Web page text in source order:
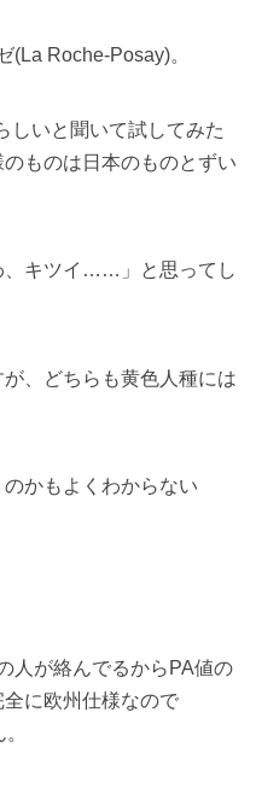
(La Roche-Posay)。
しいと聞いて試してみた
ものは日本のものとずい
、キツイ……」と思ってし
、どちらも黄色人種には
かもよくわからない
人が絡んでるからPA値の
に欧州仕様なので